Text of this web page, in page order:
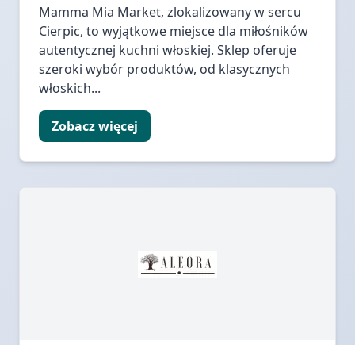
Mamma Mia Market, zlokalizowany w sercu
Cierpic, to wyjątkowe miejsce dla miłośników
autentycznej kuchni włoskiej. Sklep oferuje
szeroki wybór produktów, od klasycznych
włoskich...
Zobacz więcej